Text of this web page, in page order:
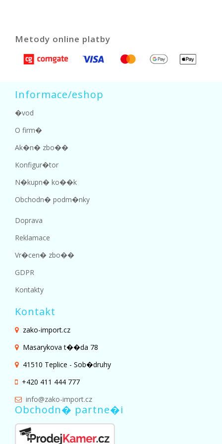
Metody online platby
Informace/eshop
�vod
O firm�
Ak�n� zbo��
Konfigur�tor
N�kupn� ko��k
Obchodn� podm�nky
Doprava
Reklamace
Vr�cen� zbo��
GDPR
Kontakty
Kontakt
zako-import.cz
Masarykova t��da 78
41510 Teplice - Sob�druhy
+420 411 444 777
info@zako-import.cz
Obchodn� partne�i